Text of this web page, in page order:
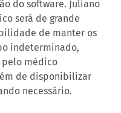
do software. Juliano
será de grande
de manter os
indeterminado,
médico
de disponibilizar
necessário.